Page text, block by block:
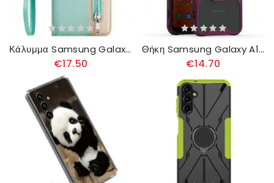
Κάλυμμα Samsung Galaxy A14 / A14 5G με κορδονι Πορτοφόλι Με Λουράκι Με Δαντέλα
€17.50
Θήκη Samsung Galaxy A14 / A14 5G Δαχτυλίδι-στήριγμα Μεταλλ
€14.70